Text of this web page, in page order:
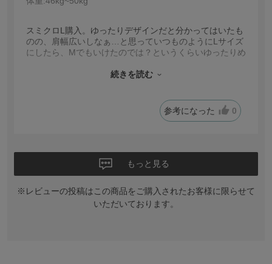
スミクロL購入。ゆったりデザインだと分かってはいたも
のの、肩幅広いしなぁ…と思っていつものようにLサイズ
にしたら、Mでもいけたのでは？というくらいゆったりめ
でもゆったり大好きだしデザインもいいので、これはこ
続きを読む
参考になった 0
もっと見る
※レビューの投稿はこの商品をご購入されたお客様に限らせて
いただいております。